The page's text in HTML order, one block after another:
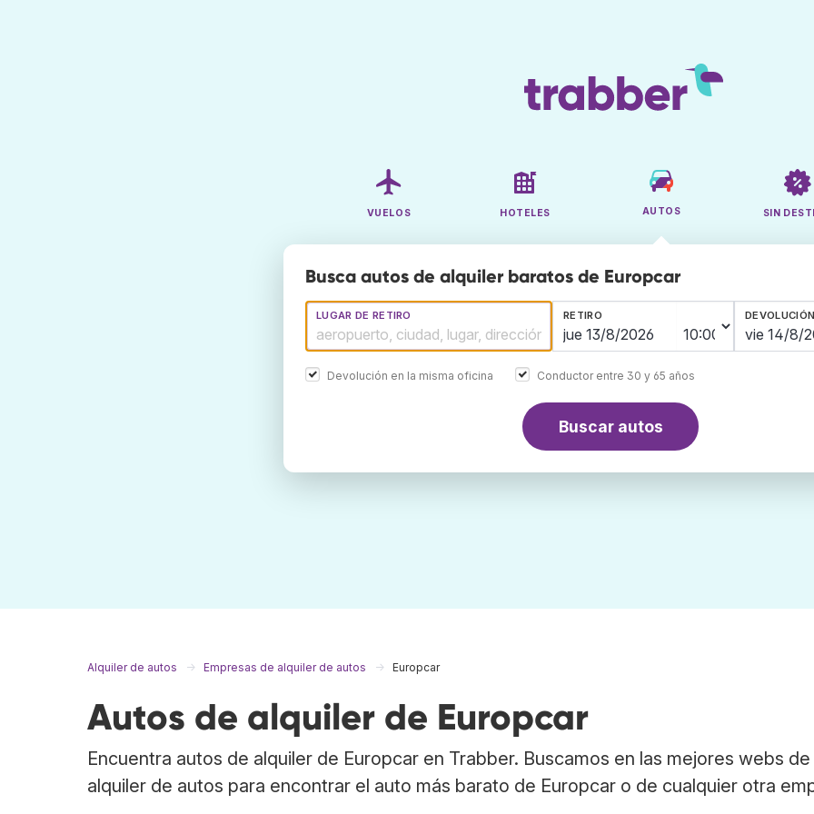
VUELOS HOTELES AUTOS SIN
Busca autos de alquiler baratos de Europcar
LUGAR DE RETIRO RETIRO DEVOLUCIÓN
Devolución en la misma oficina Conductor entre 30 y 65 años
Buscar autos
Alquiler de autos Empresas de alquiler de autos Europcar
Autos de alquiler de Europcar
Encuentra autos de alquiler de Europcar en Trabber. Buscamos en las mejores webs de
alquiler de autos para encontrar el auto más barato de Europcar o de cualquier otra